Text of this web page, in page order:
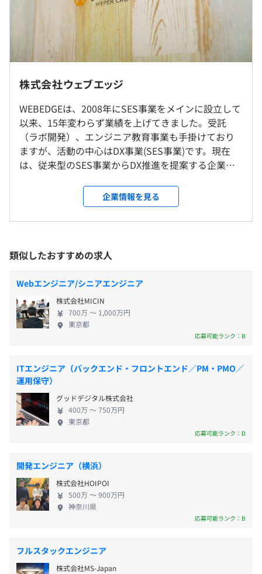
も相談できる環境を整えています。
【入社した方のインタビュー】
・思っていたよりも上の人たちとの距離が近く、困ったこ
とがあれば気兼ねなく相談できた
・頑張っただけ成果に反映されるので仕事のやりがいがあ
◆フィードバック＆コーチング制度
チーム開発を重視している当社では、営業とエンジニア・
デザイナー間に「 フィードバック制度 」を設けていま
開発チームへと引き継ぎます。開発チームは、営業担当か
分を解決するために営業と一緒に考え、お客様へ積極的に
ご提案を行います。
このような共有の場を設けることで、普段お客様とやり取
りが多い営業担当と、実際開発を行うエンジニア・デザイ
向けて連携を取ることができます。
また、別途「 コーチング制度 」を導入し、業務進行にお
ける技術的な「不安」や「キャリアアップ」における悩み
などを気軽に相談できる環境を整えています。
ご希望に応じて支給予定
就業場所の変更範囲
東京本社、参画先顧客、および自宅
＜変更範囲＞
会社の定める場所（テレワークを行う場所を含む）
受動喫煙防止措置に関する事項
従業員に対する受動喫煙対策：あり
対策内容：敷地内禁煙
500万円／26歳 経験4年（月給42万円）
720万円／29歳 経験6年（月給60万円）
960万円／41歳 経験10年（月給80万円）
（※想定年収は年収提示額を保証するものではありません）
9:00～18:00
休憩時間：休憩60分 ※昼食時間は業務の都合により各々
の自主性に任せています
・完全週休2日制（土日）
・祝日
・GW休暇
・年末年始休暇
・有給休暇
・バースデー休暇
・産前産後休暇
・育児休暇（取得実績あり）
・交通費全額支給
・出張手当
・役職手当（月10万円）
・職能手当（月5万円）
・報奨金
・住宅手当（入社2年目以降、月2万円）
株式会社ウェブエッジ
WEBEDGEは、2008年にSES事業をメインに設立して
以来、15年変わらず業績を上げてきました。受託
（ラボ開発）、エンジニア教育事業も手掛けており
ますが、活動の中心はDX事業(SES事業)です。現在
は、従来型のSES事業からDX推進を提案する企業へ
は、自分たちをIoTやAI、クラウド、ブロックチェー
ンといった最新テクノロジーを組み合わせたソリュ
ーションを提供する“デジタルインテグレーター”と
コンサルティングに注力し、ワンストップでクライ
アントのデジタルトランスフォーメーションの実現
を目指しています。 「チーム開発に興味がある」
「幹部,マネージャーを目指したい」 「もっと上のス
テージにトライしてキャリアと年収を上げたい」 こ
のような希望をお持ちの方には、オススメの開発環
活躍が反映されやすい環境があります。ワークライフ
バランス重視、社内サポート、メンター制度、有給
取得、福利厚生の充実など社員が安心して所属して
いられる会社にするよう、社内環境もブラッシュア
ップしています。 これからも、エンド企業様を中心
にチームを拡大していく予定です。 お客様と伴走
業務は従来のSES業務よりもやりがいと濃いキャリア
を感じてください。
企業情報を見る
類似したおすすめの求人
Webエンジニア/シニアエンジニア
株式会社MICIN
700万 〜 1,000万円
東京都
応募可能ランク：B
ITエンジニア（バックエンド・フロントエンド／PM・PMO／
運用保守）
グッドデジタル株式会社
400万 〜 750万円
東京都
応募可能ランク：D
開発エンジニア（横浜）
株式会社HOIPOI
500万 〜 900万円
神奈川県
応募可能ランク：B
フルスタックエンジニア
株式会社MS-Japan